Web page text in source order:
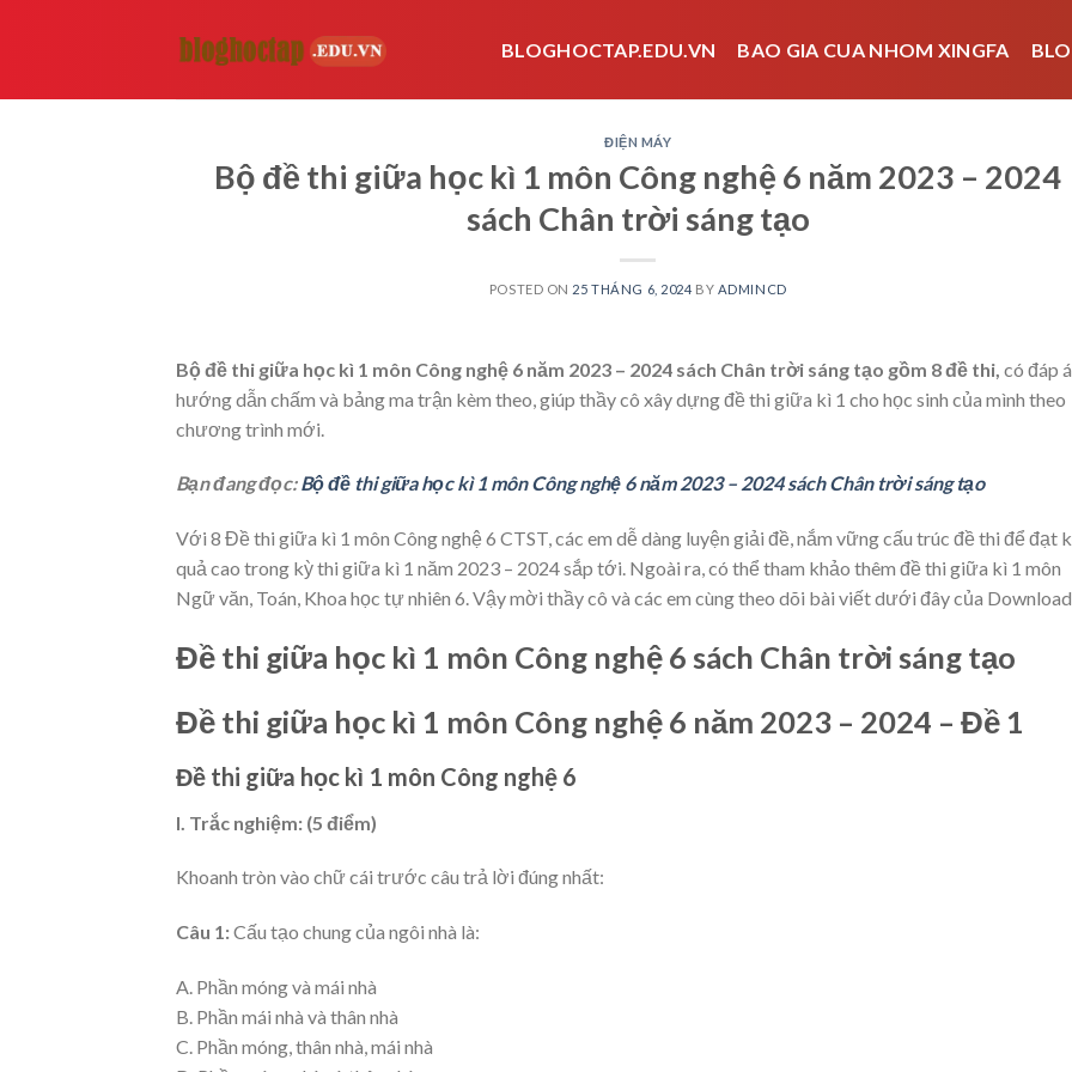
BLOGHOCTAP.EDU.VN BAO GIA CUA NHOM XINGFA
ĐIỆN MÁY
Bộ đề thi giữa học kì 1 môn Công nghệ 6 năm 2023 – 2024
sách Chân trời sáng tạo
POSTED ON 25 THÁNG 6, 2024 BY ADMINCD
Bộ đề thi giữa học kì 1 môn Công nghệ 6 năm 2023 – 2024 sách Chân trời sáng tạo gồm 8 đề thi, có đáp
hướng dẫn chấm và bảng ma trận kèm theo, giúp thầy cô xây dựng đề thi giữa kì 1 cho học sinh của mình theo
chương trình mới.
Bạn đang đọc:Bộ đề thi giữa học kì 1 môn Công nghệ 6 năm 2023 – 2024 sách Chân trời sáng tạo
Với 8 Đề thi giữa kì 1 môn Công nghệ 6 CTST, các em dễ dàng luyện giải đề, nắm vững cấu trúc đề thi để đạt
quả cao trong kỳ thi giữa kì 1 năm 2023 – 2024 sắp tới. Ngoài ra, có thể tham khảo thêm đề thi giữa kì 1 môn
Ngữ văn, Toán, Khoa học tự nhiên 6. Vậy mời thầy cô và các em cùng theo dõi bài viết dưới đây của
Đề thi giữa học kì 1 môn Công nghệ 6 sách Chân trời sáng tạo
Đề thi giữa học kì 1 môn Công nghệ 6 năm 2023 – 2024 – Đề 1
Đề thi giữa học kì 1 môn Công nghệ 6
I. Trắc nghiệm: (5 điểm)
Khoanh tròn vào chữ cái trước câu trả lời đúng nhất:
Câu 1:Cấu tạo chung của ngôi nhà là:
A. Phần móng và mái nhà
B. Phần mái nhà và thân nhà
C. Phần móng, thân nhà, mái nhà